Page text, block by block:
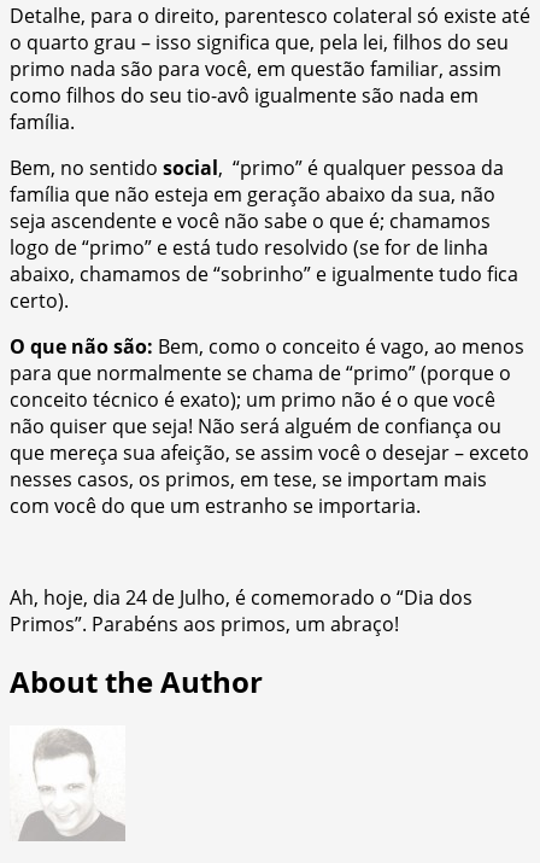
Detalhe, para o direito, parentesco colateral só existe até
o quarto grau – isso significa que, pela lei, filhos do seu
primo nada são para você, em questão familiar, assim
como filhos do seu tio-avô igualmente são nada em
família.
Bem, no sentido social, “primo” é qualquer pessoa da
família que não esteja em geração abaixo da sua, não
seja ascendente e você não sabe o que é; chamamos
logo de “primo” e está tudo resolvido (se for de linha
abaixo, chamamos de “sobrinho” e igualmente tudo fica
certo).
O que não são: Bem, como o conceito é vago, ao menos
para que normalmente se chama de “primo” (porque o
conceito técnico é exato); um primo não é o que você
não quiser que seja! Não será alguém de confiança ou
que mereça sua afeição, se assim você o desejar – exceto
nesses casos, os primos, em tese, se importam mais
com você do que um estranho se importaria.
Ah, hoje, dia 24 de Julho, é comemorado o “Dia dos
Primos”. Parabéns aos primos, um abraço!
About the Author